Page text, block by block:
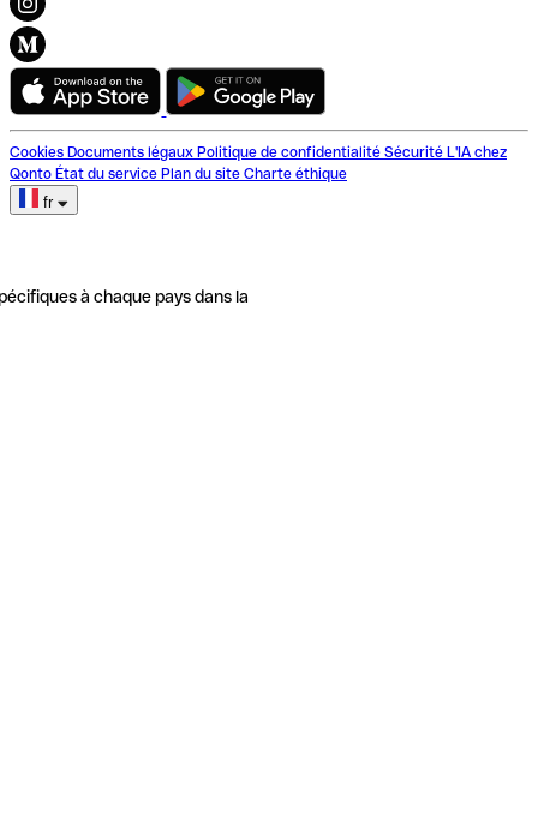
Cookies Documents légaux Politique de confidentialité Sécurité L'IA chez
Qonto État du service Plan du site Charte éthique
fr
à chaque pays dans la